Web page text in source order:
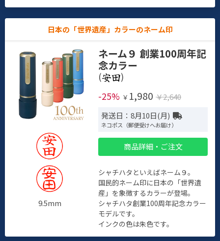
日本の「世界遺産」カラーのネーム印
9.5mm
ネーム９ 創業100周年記
念カラー
(
)
-25% ￥ 1,980 ￥2,640
発送日：8月10日(月)
ネコポス（郵便受けへお届け）
商品詳細・ご注文
シャチハタといえばネーム９。
国民的ネーム印に日本の「世界遺
産」を象徴するカラーが登場。
シャチハタ創業100周年記念カラー
モデルです。
インクの色は朱色です。